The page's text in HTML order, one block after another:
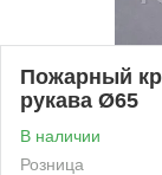
Пожарный
рукава Ø65
В наличии
Розница